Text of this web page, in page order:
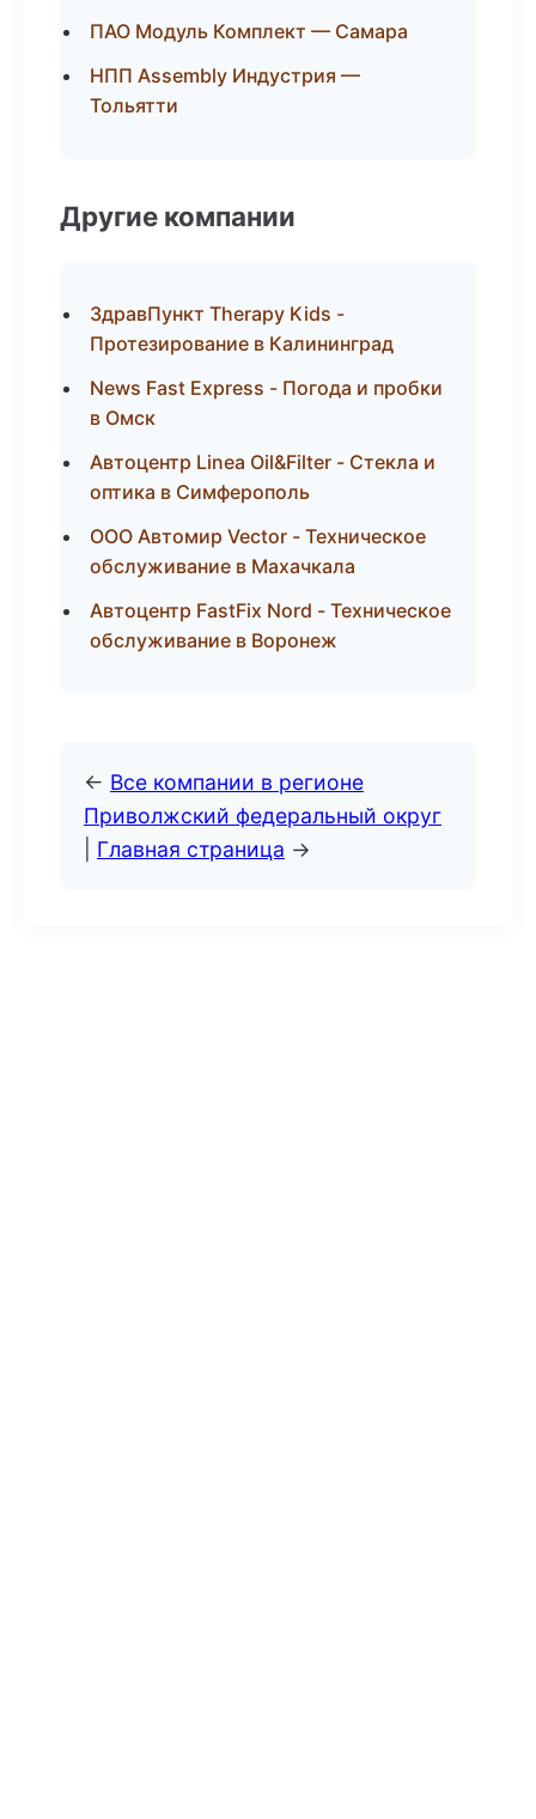
ПАО Модуль Комплект — Самара
НПП Assembly Индустрия —
Тольятти
Другие компании
ЗдравПункт Therapy Kids -
Протезирование в Калининград
News Fast Express - Погода и пробки
в Омск
Автоцентр Linea Oil&Filter - Стекла и
оптика в Симферополь
ООО Автомир Vector - Техническое
обслуживание в Махачкала
Автоцентр FastFix Nord - Техническое
обслуживание в Воронеж
← Все компании в регионе
Приволжский федеральный округ
Главная страница →